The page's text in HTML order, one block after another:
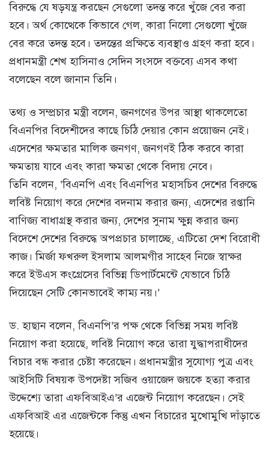
বিরুদ্ধে যে ষড়যন্ত্র করছেন সেগুলো তদন্ত করে খুঁজে বের করা
হবে। অর্থ কোত্থেকে কিভাবে গেল, কারা নিলো সেগুলো খুঁজে
বের করে তদন্ত হবে। তদন্তের প্রক্ষিতে ব্যবস্থাও গ্রহণ করা হবে।
প্রধানমন্ত্রী শেখ হাসিনাও সেদিন সংসদে বক্তব্যে এসব কথা
বলেছেন বলে জানান তিনি।
তথ্য ও সম্প্রচার মন্ত্রী বলেন, জনগণের উপর আস্থা থাকলেতো
বিএনপির বিদেশীদের কাছে চিঠি দেয়ার কোন প্রয়োজন নেই।
এদেশের ক্ষমতার মালিক জনগণ, জনগণই ঠিক করবে কারা
ক্ষমতায় যাবে এবং কারা ক্ষমতা থেকে বিদায় নেবে।
তিনি বলেন, ‘বিএনপি এবং বিএনপির মহাসচিব দেশের বিরুদ্ধে
লবিষ্ট নিয়োগ করে দেশের বদনাম করার জন্য, এদেশের রপ্তানি
বাণিজ্য বাধাগ্রস্থ করার জন্য, দেশের সুনাম ক্ষুন্ন করার জন্য
বিদেশে দেশের বিরুদ্ধে অপপ্রচার চালাচ্ছে, এটিতো দেশ বিরোধী
কাজ। মির্জা ফখরুল ইসলাম আলমগীর সাহেব নিজে স্বাক্ষর
করে ইউএস কংগ্রেসের বিভিন্ন ডিপার্টমেন্টে যেভাবে চিঠি
দিয়েছেন সেটি কোনভাবেই কাম্য নয়।’
ড. হাছান বলেন, বিএনপি’র পক্ষ থেকে বিভিন্ন সময় লবিষ্ট
নিয়োগ করা হয়েছে, লবিষ্ট নিয়োগ করে তারা যুদ্ধাপরাধীদের
বিচার বন্ধ করার চেষ্টা করেছেন। প্রধানমন্ত্রীর সুযোগ্য পুত্র এবং
আইসিটি বিষয়ক উপদেষ্টা সজিব ওয়াজেদ জয়কে হত্যা করার
উদ্দেশ্যে তারা এফবিআইএ’র এজেন্ট নিয়োগ করেছেন। সেই
এফবিআই এর এজেন্টকে কিন্তু এখন বিচারের মুখোমুখি দাঁড়াতে
হয়েছে।